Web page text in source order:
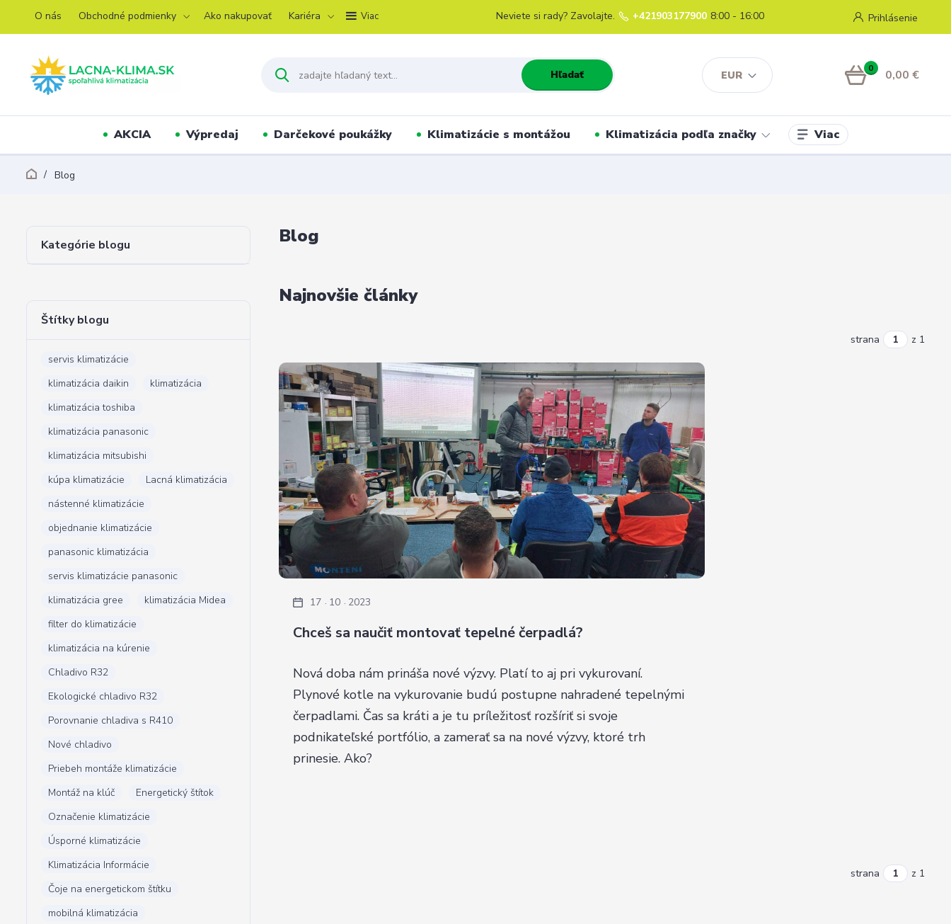
O nás Obchodné podmienky Ako nakupovať Kariéra Viac
EUR
Prihlásenie
Hľadať
Neviete si rady? Zavolajte. +421903177900 8:00 - 16:00
0 0,00 €
AKCIA Výpredaj Darčekové poukážky Klimatizácie s montážou Klimatizácia podľa značky Viac
Blog
Kategórie blogu
Štítky blogu
servis klimatizácie
klimatizácia daikin
klimatizácia
klimatizácia toshiba
klimatizácia panasonic
klimatizácia mitsubishi
kúpa klimatizácie
Lacná klimatizácia
nástenné klimatizácie
objednanie klimatizácie
panasonic klimatizácia
servis klimatizácie panasonic
klimatizácia gree
klimatizácia Midea
filter do klimatizácie
klimatizácia na kúrenie
Chladivo R32
Ekologické chladivo R32
Porovnanie chladiva s R410
Nové chladivo
Priebeh montáže klimatizácie
Montáž na klúč
Energetický štítok
Označenie klimatizácie
Úsporné klimatizácie
Klimatizácia Informácie
Čoje na energetickom štítku
mobilná klimatizácia
Blog
Najnovšie články
strana z 1
Chceš sa naučiť montovať tepelné čerpadlá?
17 10 2023
Nová doba nám prináša nové výzvy. Platí to aj pri vykurovaní.
Plynové kotle na vykurovanie budú postupne nahradené tepelnými
čerpadlami. Čas sa kráti a je tu príležitosť rozšíriť si svoje
podnikateľské portfólio, a zamerať sa na nové výzvy, ktoré trh
prinesie. Ako?
strana z 1